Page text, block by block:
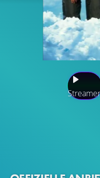
unter der Leitung des